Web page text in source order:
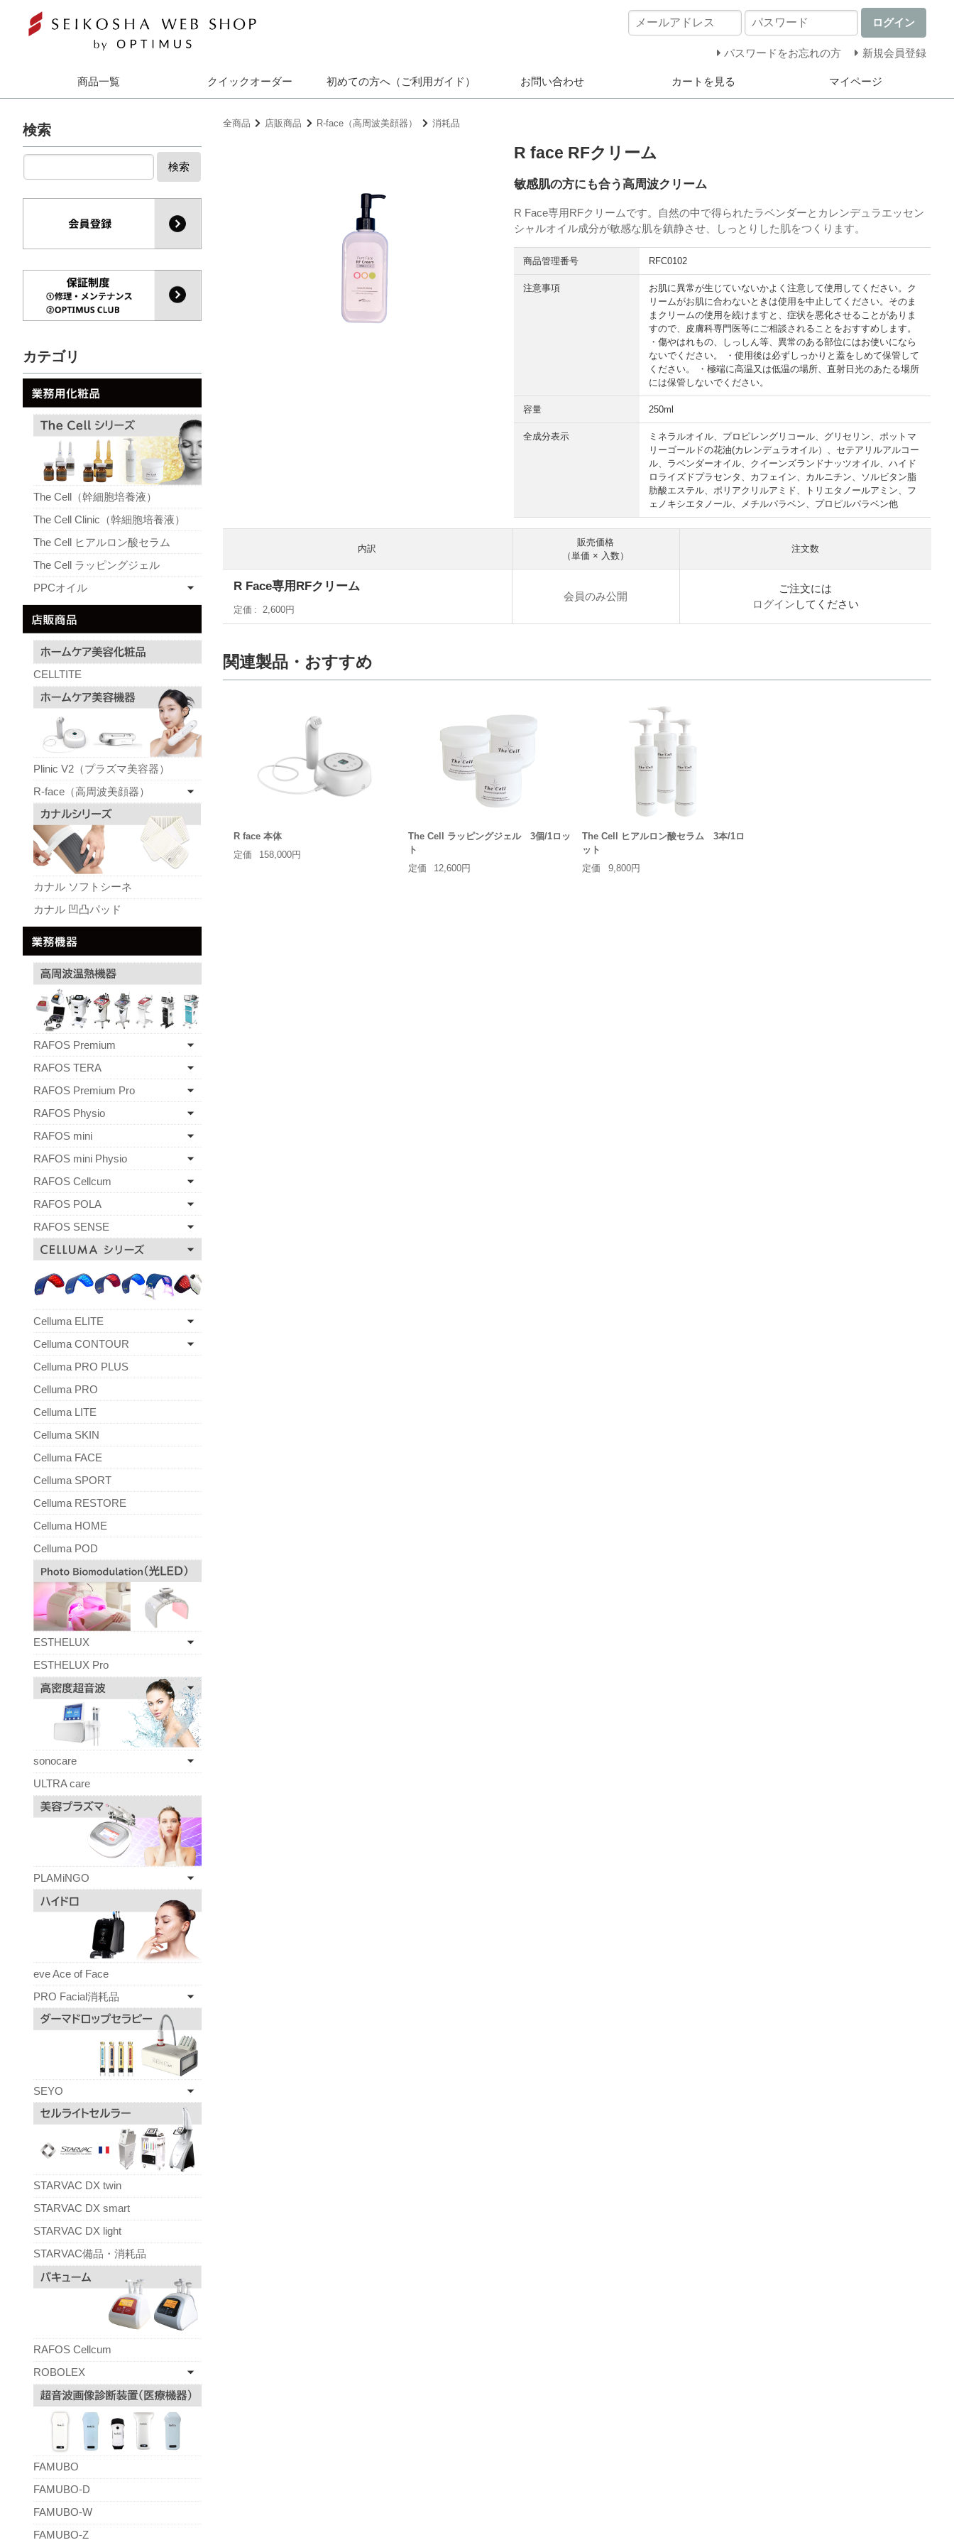
ログイン
パスワードをお忘れの方 新規会員登録
商品一覧 クイックオーダー 初めての方へ（ご利用ガイド） お問い合わせ カートを見る マイページ
全商品 店販商品 R-face（高周波美顔器） 消耗品
R face RFクリーム
敏感肌の方にも合う高周波クリーム
R Face専用RFクリームです。自然の中で得られたラベンダーとカレンデュラエッセン
シャルオイル成分が敏感な肌を鎮静させ、しっとりした肌をつくります。
商品管理番号 RFC0102
注意事項
お肌に異常が生じていないかよく注意して使用してください。ク
リームがお肌に合わないときは使用を中止してください。そのま
まクリームの使用を続けますと、症状を悪化させることがありま
すので、皮膚科専門医等にご相談されることをおすすめします。
・傷やはれもの、しっしん等、異常のある部位にはお使いになら
ないでください。 ・使用後は必ずしっかりと蓋をしめて保管して
ください。 ・極端に高温又は低温の場所、直射日光のあたる場所
には保管しないでください。
容量 250ml
全成分表示
ミネラルオイル、プロピレングリコール、グリセリン、ポットマ
リーゴールドの花油(カレンデュラオイル）、セテアリルアルコー
ル、ラベンダーオイル、クイーンズランドナッツオイル、ハイド
ロライズドプラセンタ、カフェイン、カルニチン、ソルビタン脂
肪酸エステル、ポリアクリルアミド、トリエタノールアミン、フ
ェノキシエタノール、メチルパラベン、プロピルパラベン他
内訳
販売価格
（単価 × 入数）
注文数
R Face専用RFクリーム
定価 2,600円
会員のみ公開
ご注文には
ログイン してください
関連製品・おすすめ
R face 本体
定価
158,000円
The Cell ラッピングジェル 3個/1ロッ
ト
定価
12,600円
The Cell ヒアルロン酸セラム 3本/1ロ
ット
定価
9,800円
検索
検索
カテゴリ
The Cell（幹細胞培養液）
The Cell Clinic（幹細胞培養液）
The Cell ヒアルロン酸セラム
The Cell ラッピングジェル
PPCオイル
CELLTITE
Plinic V2（プラズマ美容器）
R-face（高周波美顔器）
カナル ソフトシーネ
カナル 凹凸パッド
RAFOS Premium
RAFOS TERA
RAFOS Premium Pro
RAFOS Physio
RAFOS mini
RAFOS mini Physio
RAFOS Cellcum
RAFOS POLA
RAFOS SENSE
Celluma ELITE
Celluma CONTOUR
Celluma PRO PLUS
Celluma PRO
Celluma LITE
Celluma SKIN
Celluma FACE
Celluma SPORT
Celluma RESTORE
Celluma HOME
Celluma POD
ESTHELUX
ESTHELUX Pro
sonocare
ULTRA care
PLAMiNGO
eve Ace of Face
PRO Facial消耗品
SEYO
STARVAC DX twin
STARVAC DX smart
STARVAC DX light
STARVAC備品・消耗品
RAFOS Cellcum
ROBOLEX
FAMUBO
FAMUBO-D
FAMUBO-W
FAMUBO-Z